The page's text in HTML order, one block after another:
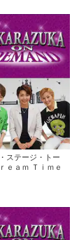
可能です。
ンを確認でき
の購入履歴の
視聴いただく
ステージ・トー
ｅａｍ Ｔｉｍｅ
・水美舞斗・飛龍